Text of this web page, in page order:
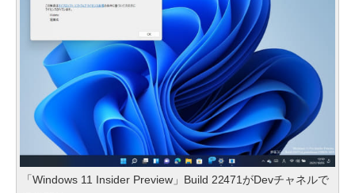
「Windows 11 Insider Preview」Build 22471がDevチャネルで